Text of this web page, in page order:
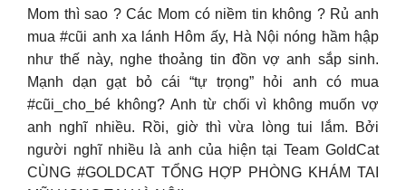
Mom thì sao ? Các Mom có niềm tin không ? Rủ anh
mua #cũi anh xa lánh Hôm ấy, Hà Nội nóng hầm hập
như thế này, nghe thoảng tin đồn vợ anh sắp sinh.
Mạnh dạn gạt bỏ cái “tự trọng” hỏi anh có mua
#cũi_cho_bé không? Anh từ chối vì không muốn vợ
anh nghĩ nhiều. Rồi, giờ thì vừa lòng tui lắm. Bởi
người nghĩ nhiều là anh của hiện tại Team GoldCat
CÙNG #GOLDCAT TỔNG HỢP PHÒNG KHÁM TAI